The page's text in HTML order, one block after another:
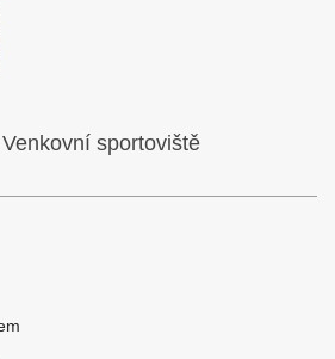
sportoviště